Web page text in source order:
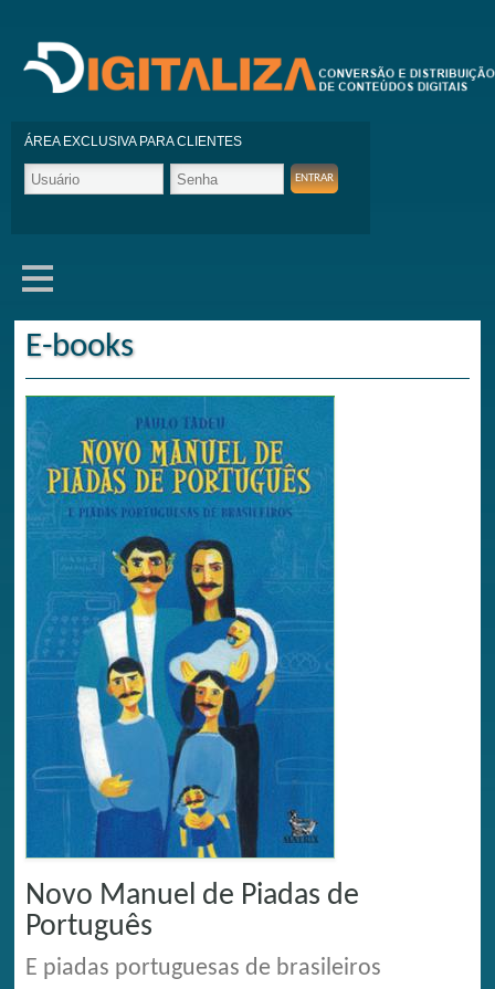
ÁREA EXCLUSIVA PARA CLIENTES
E-books
Novo Manuel de Piadas de
Português
E piadas portuguesas de brasileiros